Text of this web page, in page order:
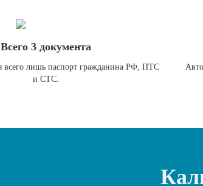
Всего 3 документа
всего лишь паспорт гражданина РФ, ПТС
и СТС.